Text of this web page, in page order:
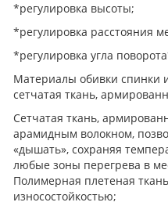
*регулировка высоты;
*регулировка расстояния
*регулировка угла
Материалы обивки спинки
сетчатая ткань,
Сетчатая ткань,
арамидным волокном,
«дышать», сохраняя
любые зоны перегрева в
Полимерная плетеная
износостойкостью;